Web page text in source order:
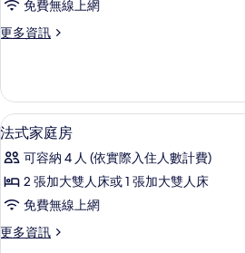
間
室
的
所
有
相
片
免費無線上網
更多資訊
更
雙
人
房,
間
臥
的
詳
情
顯
示
法
式
庭
高級
20
法式家庭房
可容納 4 人 (依實際入住人數計費)
2 張加大雙人床或 1 張加大雙人床
免費無線上網
更多資訊
更